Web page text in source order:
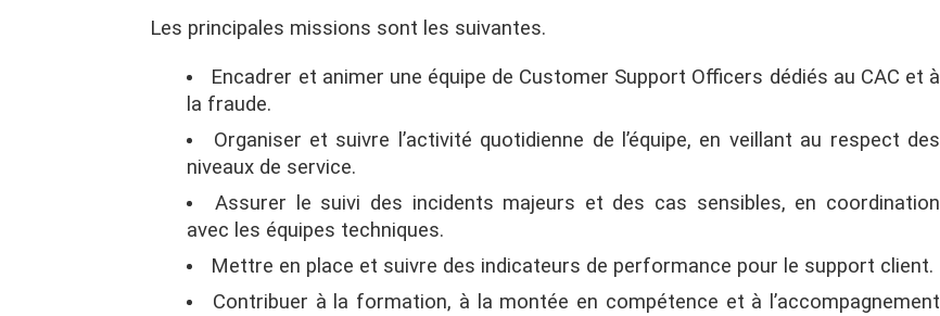
Les principales missions sont les suivantes.
Encadrer et animer une équipe de Customer Support Officers dédiés au CAC et à
la fraude.
Organiser et suivre l’activité quotidienne de l’équipe, en veillant au respect des
niveaux de service.
Assurer le suivi des incidents majeurs et des cas sensibles, en coordination
avec les équipes techniques.
Mettre en place et suivre des indicateurs de performance pour le support client.
Contribuer à la formation, à la montée en compétence et à l’accompagnement